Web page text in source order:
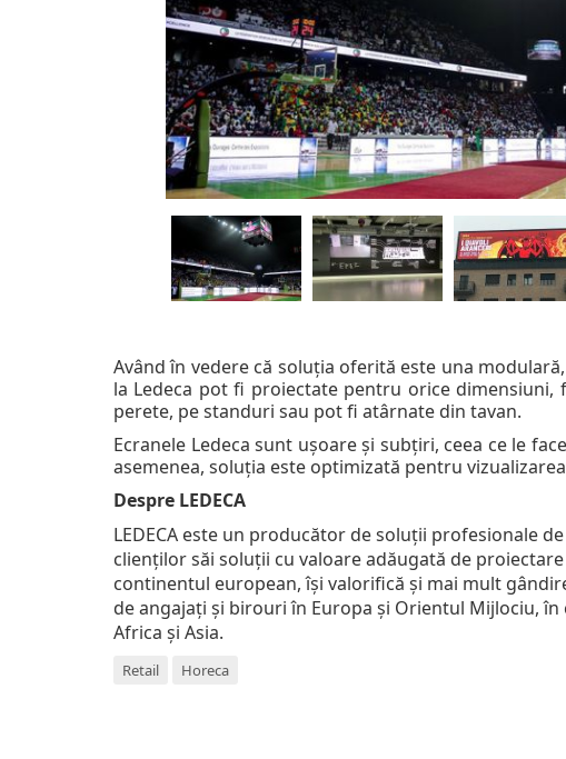
Având în vedere că soluția oferită este una
la Ledeca pot fi proiectate pentru orice
perete, pe standuri sau pot fi atârnate din tavan.
Ecranele Ledeca sunt ușoare și subțiri, ceea ce le
asemenea, soluția este optimizată pentru
Despre LEDECA
LEDECA este un producător de soluții profesionale
clienților săi soluții cu valoare adăugată de
continentul european, își valorifică și mai mult
de angajați și birouri în Europa și Orientul Mijlociu,
Africa și Asia.
Retail Horeca